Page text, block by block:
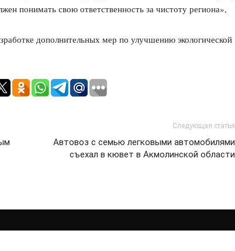
понимать свою ответственность за чистоту региона»,
дополнительных мер по улучшению экологической
Следующая статья
Автовоз с семью легковыми автомобилями
съехал в кювет в Акмолинской области